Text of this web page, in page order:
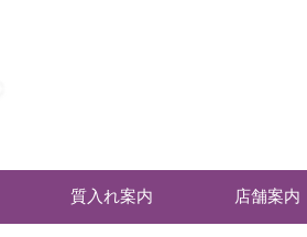
質入れ案内 店舗案内